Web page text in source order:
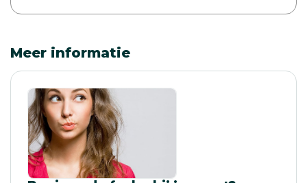
Meer informatie